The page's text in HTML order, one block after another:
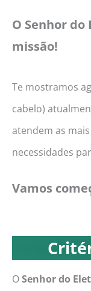
O Senhor
missão!
Te mostramos
cabelo)
atendem as
necessidades
Vamos
OSenhor do